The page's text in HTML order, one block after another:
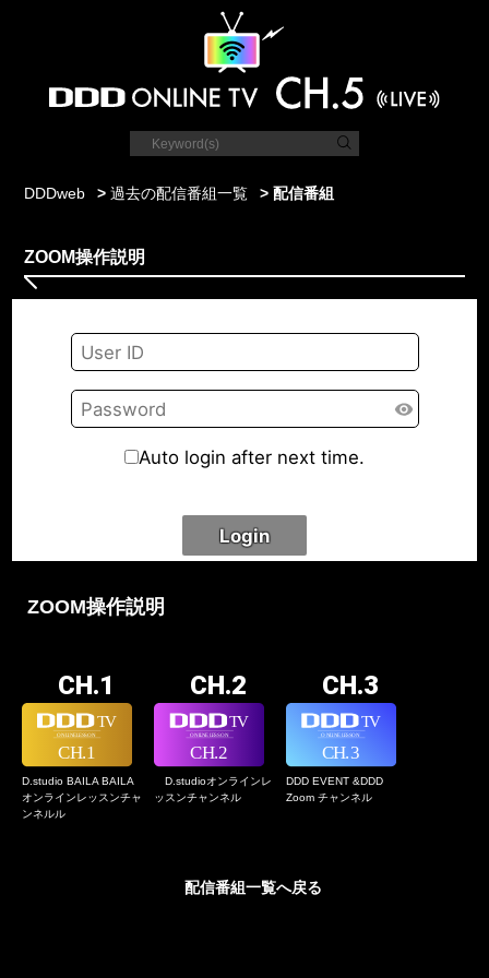
DDDweb >過去の配信番組一覧 > 配信番組
ZOOM操作説明
ZOOM操作説明
CH.1
D.studio BAILA BAILA
オンラインレッスンチャ
ンネルル
CH.2
D.studioオンラインレ
ッスンチャンネル
CH.3
DDD EVENT &DDD
Zoom チャンネル
配信番組一覧へ戻る